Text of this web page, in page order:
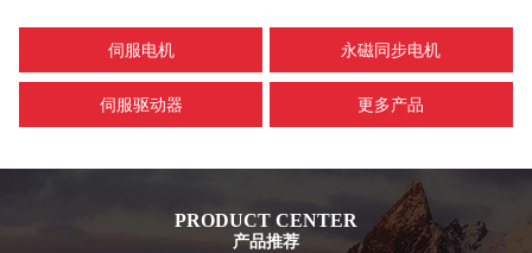
伺服电机 永磁同步电机
伺服驱动器 更多产品
PRODUCT CENTER
产品推荐